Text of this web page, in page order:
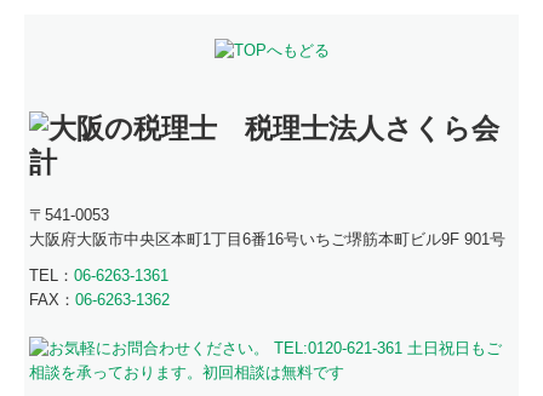
〒541-0053
大阪府大阪市中央区本町1丁目6番16号いちご堺筋本町ビル9F 901号
TEL：06-6263-1361
FAX：06-6263-1362